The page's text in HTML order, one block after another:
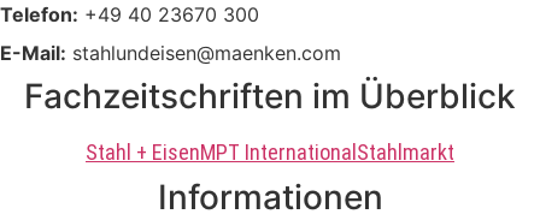
Telefon: +49 40 23670 300
E-Mail: stahlundeisen@maenken.com
Fachzeitschriften im Überblick
Stahl + EisenMPT InternationalStahlmarkt
Informationen